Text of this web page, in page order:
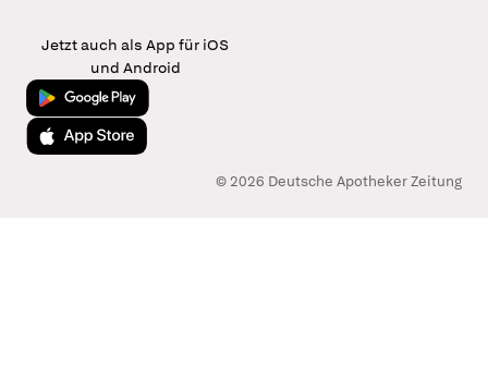
Jetzt auch als App für iOS
und Android
Jetzt bei Google Play
Laden im App Store
© 2026 Deutsche Apotheker Zeitung